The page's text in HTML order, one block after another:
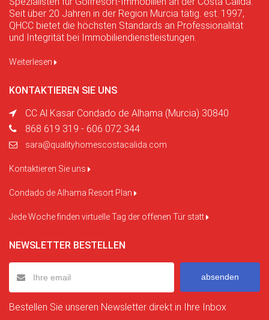
Seit über 20 Jahren in der Region Murcia tätig. est. 1997,
QHCC bietet die höchsten Standards an Professionalität
und Integrität bei Immobiliendienstleistungen.
Weiterlesen
KONTAKTIEREN SIE UNS
CC Al Kasar Condado de Alhama (Murcia) 30840
868 619 319 - 606 072 344
sara@qualityhomescostacalida.com
Kontaktieren Sie uns
Condado de Alhama Resort Plan
Jede Woche finden virtuelle Tag der offenen Tür statt
NEWSLETTER BESTELLEN
absenden
Bestellen Sie unseren Newsletter direkt in Ihre Inbox